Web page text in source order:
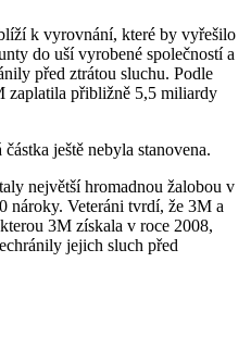
k vyrovnání, které by vyřešilo
do uší vyrobené společností a
před ztrátou sluchu. Podle
zaplatila přibližně 5,5 miliardy
ještě nebyla stanovena.
největší hromadnou žalobou v
nároky. Veteráni tvrdí, že 3M a
3M získala v roce 2008,
jejich sluch před